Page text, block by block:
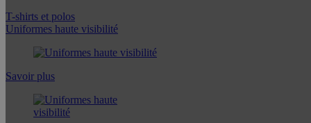
T-shirts et polos
Uniformes haute visibilité
Savoir plus